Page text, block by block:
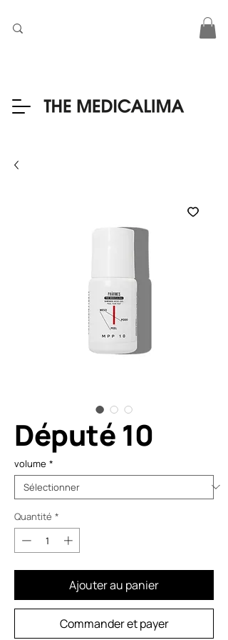
Député 10
volume *
Quantité *
Ajouter au panier
Commander et payer